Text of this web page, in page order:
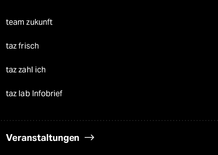
team zukunft
taz frisch
taz zahl ich
taz lab Infobrief
Veranstaltungen